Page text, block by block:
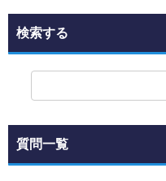
検索する
質問一覧